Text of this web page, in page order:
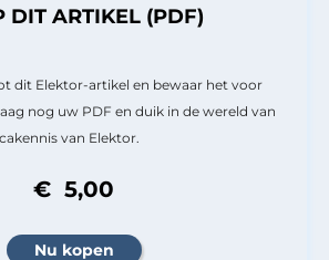
DIT ARTIKEL (PDF)
dit Elektor-artikel en bewaar het voor
nog uw PDF en duik in de wereld van
van Elektor.
€ 5,00